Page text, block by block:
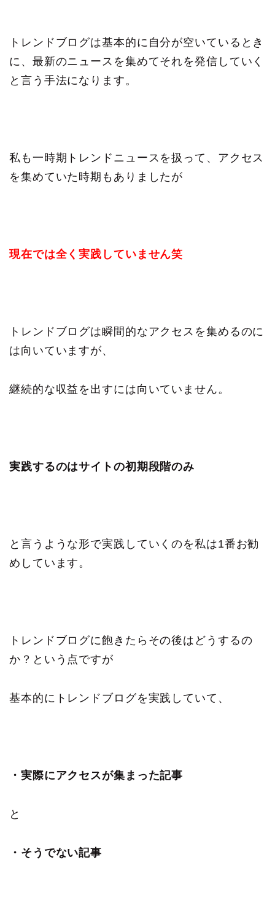
トレンドブログは基本的に自分が空いているとき
に、最新のニュースを集めてそれを発信していく
と言う手法になります。
私も一時期トレンドニュースを扱って、アクセス
を集めていた時期もありましたが
現在では全く実践していません笑
トレンドブログは瞬間的なアクセスを集めるのに
は向いていますが、
継続的な収益を出すには向いていません。
実践するのはサイトの初期段階のみ
と言うような形で実践していくのを私は1番お勧
めしています。
トレンドブログに飽きたらその後はどうするの
か？という点ですが
基本的にトレンドブログを実践していて、
・実際にアクセスが集まった記事
と
・そうでない記事